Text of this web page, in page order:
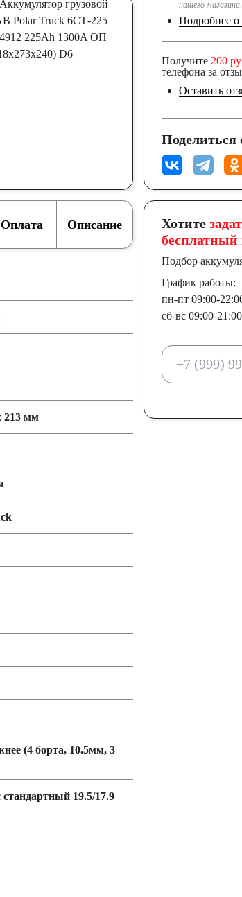
нашего магазина.
Подробнее о
Получите 200
телефона за
Оставить
Поделиться
Оплата Описание
213 мм
(4 борта, 10.5мм, 3
стандартный 19.5/17.9
Хотите
бесплатный
Подбор
График работы:
пн-пт 09:00-
сб-вс 09:00-21:00